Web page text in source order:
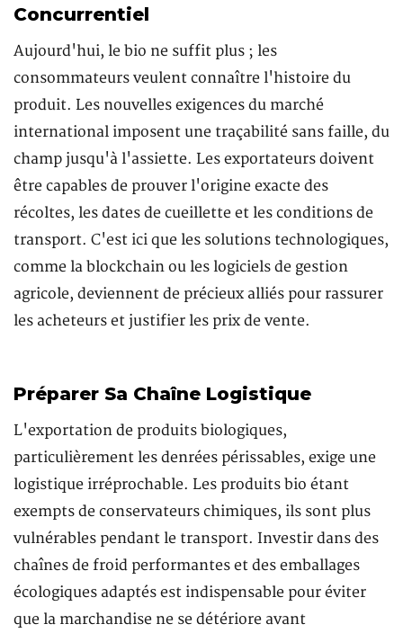
Concurrentiel
Aujourd'hui, le bio ne suffit plus ; les
consommateurs veulent connaître l'histoire du
produit. Les nouvelles exigences du marché
international imposent une traçabilité sans faille, du
champ jusqu'à l'assiette. Les exportateurs doivent
être capables de prouver l'origine exacte des
récoltes, les dates de cueillette et les conditions de
transport. C'est ici que les solutions technologiques,
comme la blockchain ou les logiciels de gestion
agricole, deviennent de précieux alliés pour rassurer
les acheteurs et justifier les prix de vente.
Préparer Sa Chaîne Logistique
L'exportation de produits biologiques,
particulièrement les denrées périssables, exige une
logistique irréprochable. Les produits bio étant
exempts de conservateurs chimiques, ils sont plus
vulnérables pendant le transport. Investir dans des
chaînes de froid performantes et des emballages
écologiques adaptés est indispensable pour éviter
que la marchandise ne se détériore avant